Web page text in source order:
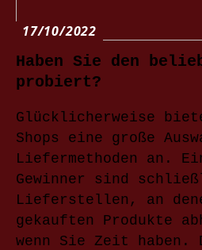
17/10/2022
Haben Sie den
probiert?
Glücklicherweise
Shops eine große
Liefermethoden an.
Gewinner sind
Lieferstellen, an
gekauften Produkte
wenn Sie Zeit haben.